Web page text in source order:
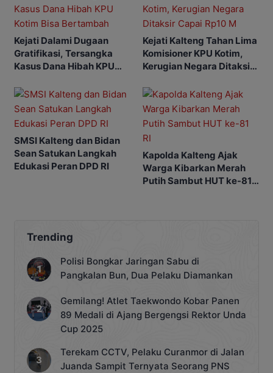
Kejati Dalami Dugaan
Gratifikasi, Tersangka
Kasus Dana Hibah KPU
Kejati Kalteng Tahan Lima
Komisioner KPU Kotim,
Kerugian Negara Ditaksir
SMSI Kalteng dan Bidan
Sean Satukan Langkah
Edukasi Peran DPD RI
Kapolda Kalteng Ajak
Warga Kibarkan Merah
Putih Sambut HUT ke-81
Trending
Polisi Bongkar Jaringan Sabu di
Pangkalan Bun, Dua Pelaku Diamankan
Gemilang! Atlet Taekwondo Kobar Panen
89 Medali di Ajang Bergengsi Rektor Unda
Cup 2025
Terekam CCTV, Pelaku Curanmor di Jalan
Juanda Sampit Ternyata Seorang PNS